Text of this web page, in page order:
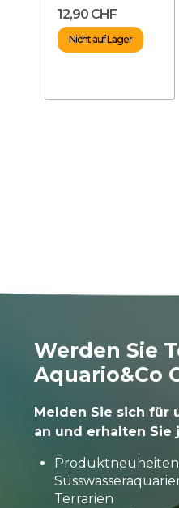
S – Dekoration
für...
12,90 CHF
Nicht auf Lager
Werden Sie
Aquario&Co
Melden Sie sich für
an und erhalten Sie
Terrarien